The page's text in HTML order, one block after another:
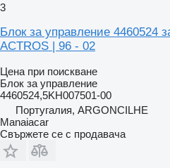
3
Блок за управление 4460524
ACTROS | 96 - 02
Цена при поискване
Блок за управление
4460524,5KH007501-00
Португалия, ARGONCILHE
Manaiacar
Свържете се с продавача